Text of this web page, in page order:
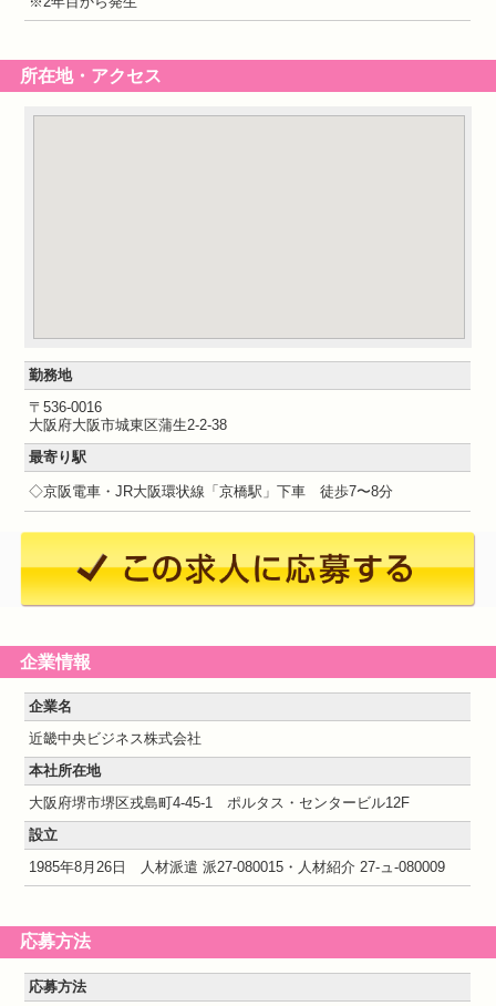
所在地・アクセス
勤務地
〒536-0016
大阪府大阪市城東区蒲生2-2-38
最寄り駅
◇京阪電車・JR大阪環状線「京橋駅」下車 徒歩7〜8分
企業情報
企業名
近畿中央ビジネス株式会社
本社所在地
大阪府堺市堺区戎島町4-45-1 ポルタス・センタービル12F
設立
1985年8月26日 人材派遣 派27-080015・人材紹介 27-ュ-080009
応募方法
応募方法